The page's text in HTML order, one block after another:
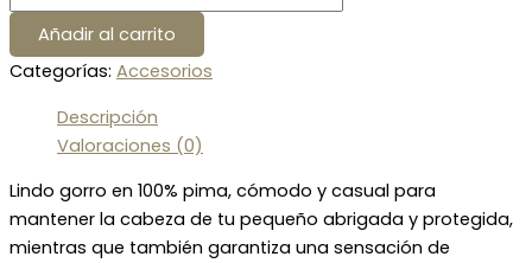
Añadir al carrito
Categorías: Accesorios
Descripción
Valoraciones (0)
Lindo gorro en 100% pima, cómodo y casual para
mantener la cabeza de tu pequeño abrigada y protegida,
mientras que también garantiza una sensación de